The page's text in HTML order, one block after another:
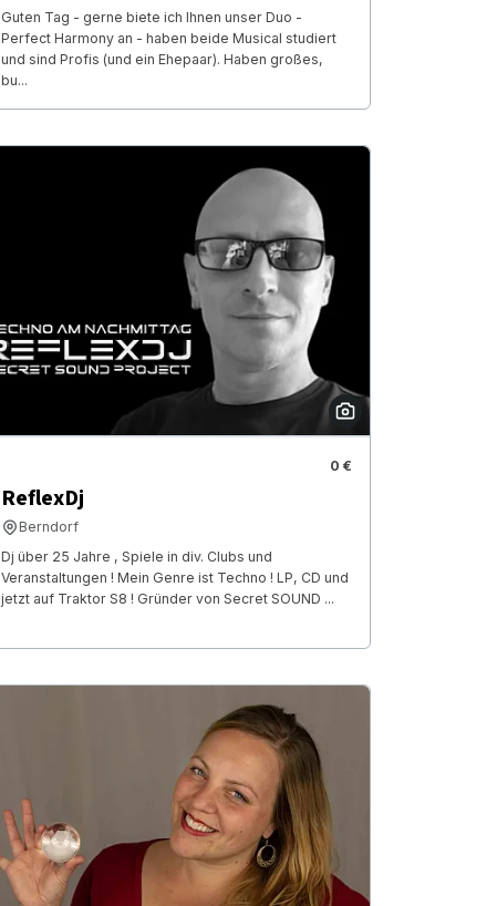
Guten Tag - gerne biete ich Ihnen unser Duo -
Perfect Harmony an - haben beide Musical studiert
und sind Profis (und ein Ehepaar). Haben großes,
bu...
0 €
ReflexDj
Berndorf
Dj über 25 Jahre , Spiele in div. Clubs und
Veranstaltungen ! Mein Genre ist Techno ! LP, CD und
jetzt auf Traktor S8 ! Gründer von Secret SOUND ...